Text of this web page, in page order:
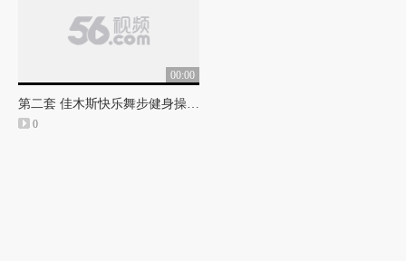
00:00
第二套 佳木斯快乐舞步健身操（清晰）完整版
0